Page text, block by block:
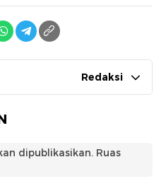
Redaksi
dipublikasikan. Ruas